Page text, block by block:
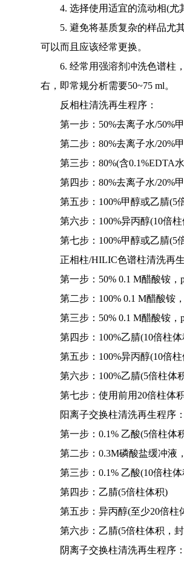
4. 选择使用适宜的流动相(尤
5. 避免将基质复杂的样品尤其
可以而且应该经常更换。
6. 经常用强溶剂冲洗色谱柱，
右，即常规分析需要50~75 ml。
反相柱清洗再生程序：
第一步：50%去离子水/50%甲
第二步：80%去离子水/20%甲
第三步：80%(含0.1%EDTA水
第四步：80%去离子水/20%甲
第五步：100%甲醇或乙腈(5
第六步：100%异丙醇(10倍柱
第七步：100%甲醇或乙腈(5
正相柱/HILIC色谱柱清洗再生
第一步：50% 0.1 M醋酸铵，
第二步：100% 0.1 M醋酸铵，
第三步：50% 0.1 M醋酸铵，
第四步：100%乙腈(10倍柱体
第五步：100%异丙醇(10倍柱
第六步：100%乙腈(5倍柱体
第七步：使用前用20倍柱体积
阳离子交换柱清洗再生程序：
第一步：0.1% 乙酸(5倍柱体
第二步：0.3M磷酸盐缓冲液，
第三步：0.1% 乙酸(10倍柱体
第四步：乙腈(5倍柱体积)
第五步：异丙醇(至少20倍柱
第六步：乙腈(5倍柱体积，
阴离子交换柱清洗再生程序：